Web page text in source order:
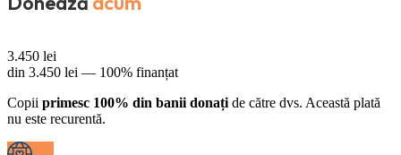
3.450 lei
din 3.450 lei — 100% finanțat
Copii primesc 100% din banii donați de către dvs. Această plată
nu este recurentă.